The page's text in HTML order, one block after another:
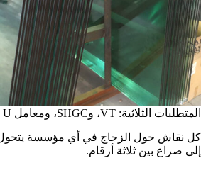
المتطلبات الثلاثية: VT، وSHGC، ومعامل U
كل نقاش حول الزجاج في أي مؤسسة
إلى صراع بين ثلاثة أرقام.